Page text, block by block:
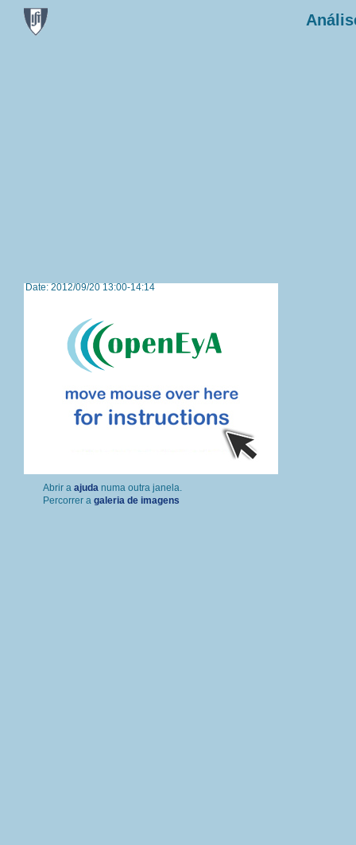
Date: 2012/09/20 13:00-14:14
Percorrer a galeria de imagens